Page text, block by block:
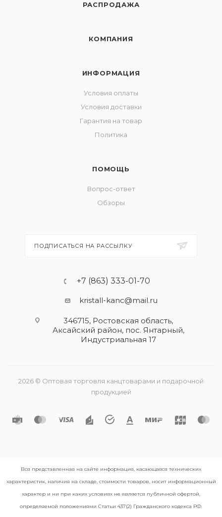
РАСПРОДАЖА
КОМПАНИЯ
ИНФОРМАЦИЯ
Условия оплаты
Условия доставки
Гарантия на товар
Политика
ПОМОЩЬ
Вопрос-ответ
Обзоры
ПОДПИСАТЬСЯ НА РАССЫЛКУ
+7 (863) 333-01-70
kristall-kanc@mail.ru
346715, Ростовская область​,
Аксайский район, пос. Янтарный,
Индустриальная 17
2026 © Оптовая торговля канцтоварами и подарочной
продукцией
Вся представленная на сайте информация, касающаяся технических
характеристик, наличия на складе, стоимости товаров, носит информационный
характер и ни при каких условиях не является публичной офертой,
определяемой положениями Статьи 437(2) Гражданского кодекса РФ.